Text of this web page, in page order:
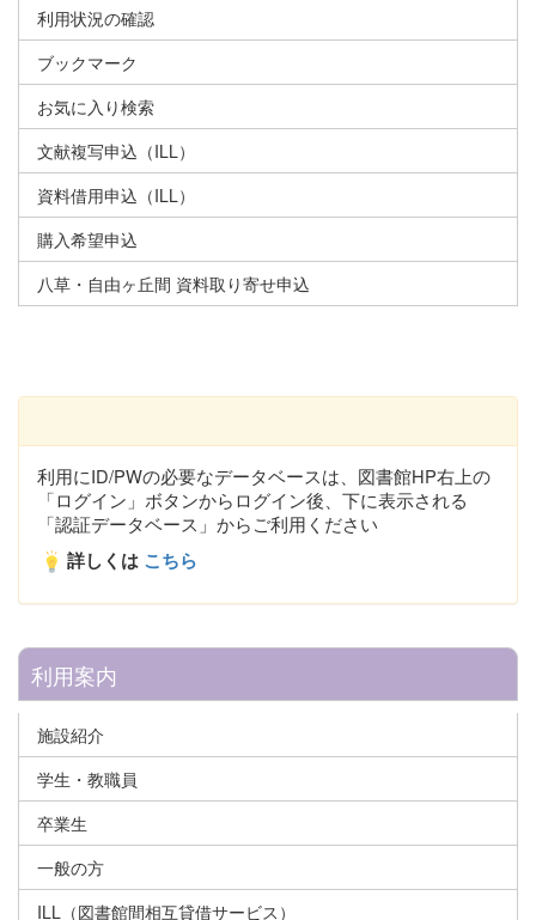
利用状況の確認
ブックマーク
お気に入り検索
文献複写申込（ILL）
資料借用申込（ILL）
購入希望申込
八草・自由ヶ丘間 資料取り寄せ申込
利用にID/PWの必要なデータベースは、図書館HP右上の
「ログイン」ボタンからログイン後、下に表示される
「認証データベース」からご利用ください
詳しくは こちら
利用案内
施設紹介
学生・教職員
卒業生
一般の方
ILL（図書館間相互貸借サービス）